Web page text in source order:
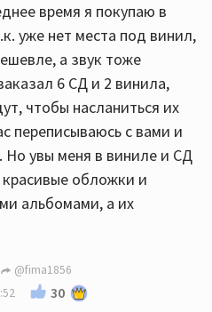
время я покупаю в
уже нет места под винил,
а звук тоже
6 СД и 2 винила,
чтобы насланиться их
переписываюсь с вами и
увы меня в виниле и СД
обложки и
альбомами, а их
@fima1856
30